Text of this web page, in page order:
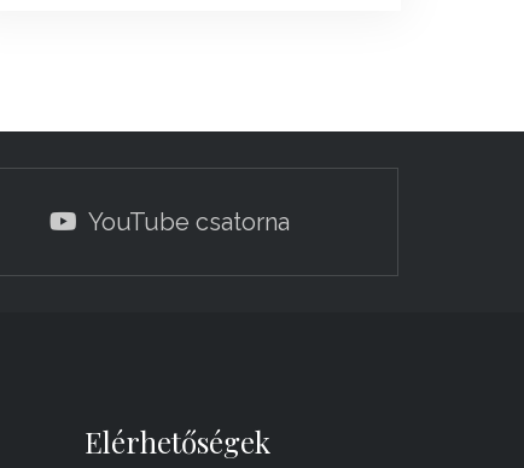
YouTube csatorna
Elérhetőségek